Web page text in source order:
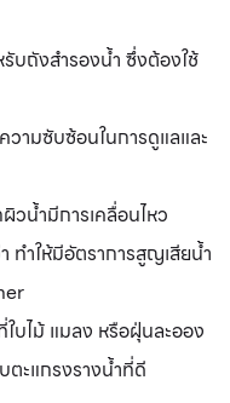
ถังสำรองน้ำ ซึ่งต้องใช้
ามซับซ้อนในการดูแลและ
วน้ำมีการเคลื่อนไหว
ทำให้มีอัตราการสูญเสียน้ำ
บไม้ แมลง หรือฝุ่นละออง
ตะแกรงรางน้ำที่ดี